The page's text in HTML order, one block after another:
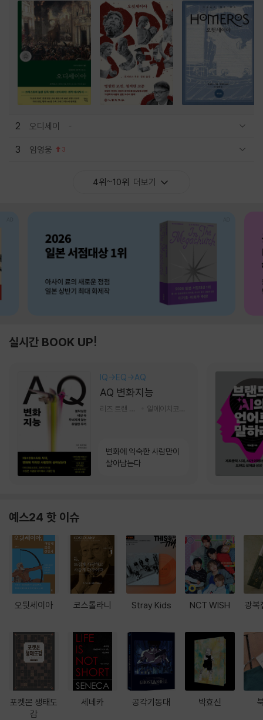
2 오디세이
3 임영웅 3
4위~10위 더보기
실시간 BOOK UP!
IQ→EQ→AQ
AQ 변화지능
변화에 익숙한 사람만이
살아남는다
예스24 핫 이슈
오뒷세이아
포켓몬 생태도
감
코스톨라니
세네카
Stray Kids
공각기동대
NCT WISH
박효신
광복